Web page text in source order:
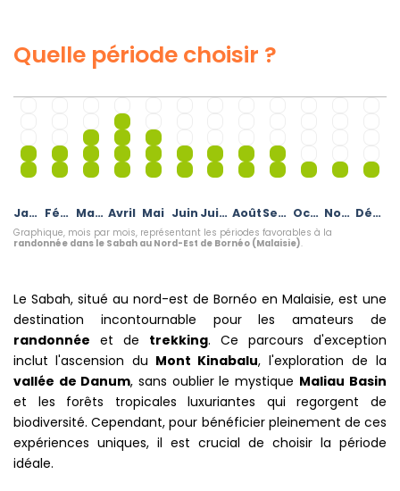
Quelle période choisir ?
Janvier Février Mars Avril Mai Juin Juillet Août Septembre Octobre Novembre Décembre
Graphique, mois par mois, représentant les périodes favorables à la
randonnée dans le Sabah au Nord-Est de Bornéo (Malaisie).
Le Sabah, situé au nord-est de Bornéo en Malaisie, est une
destination incontournable pour les amateurs de
randonnée et de trekking. Ce parcours d'exception
inclut l'ascension du Mont Kinabalu, l'exploration de la
vallée de Danum, sans oublier le mystique Maliau Basin
et les forêts tropicales luxuriantes qui regorgent de
biodiversité. Cependant, pour bénéficier pleinement de ces
expériences uniques, il est crucial de choisir la période
idéale.